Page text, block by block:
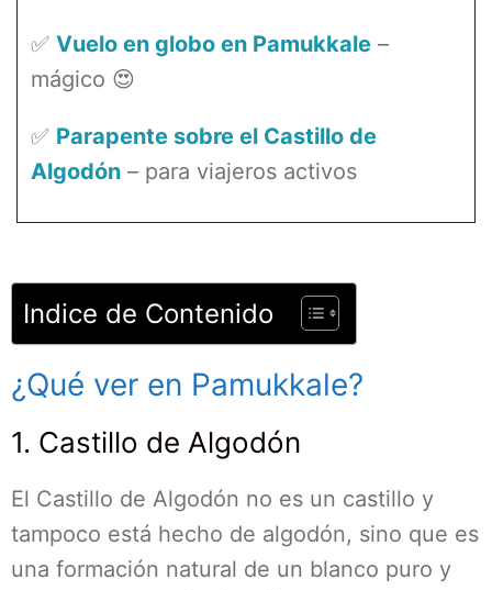
✅ Vuelo en globo en Pamukkale –
mágico 😍
✅ Parapente sobre el Castillo de
Algodón – para viajeros activos
Indice de Contenido
¿Qué ver en Pamukkale?
1. Castillo de Algodón
El Castillo de Algodón no es un castillo y
tampoco está hecho de algodón, sino que es
una formación natural de un blanco puro y